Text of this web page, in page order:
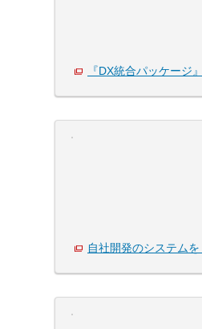
『DX統合パッケージ
自社開発のシステム